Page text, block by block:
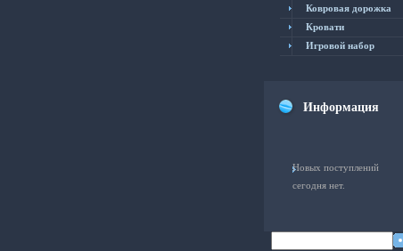
Ковровая дорожка
Кровати
Игровой набор
Информация
Новых поступлений
сегодня нет.